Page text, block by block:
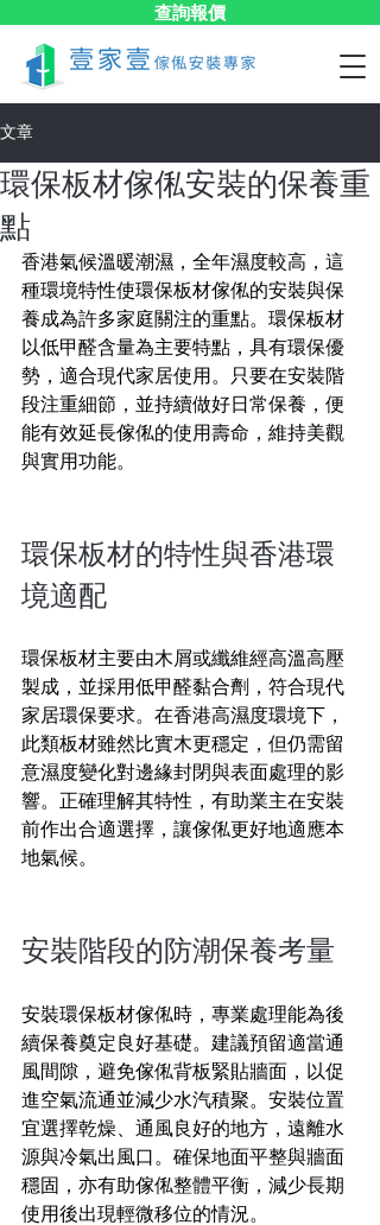
查詢報價
文章
環保板材傢俬安裝的保養重
點
香港氣候溫暖潮濕，全年濕度較高，這
種環境特性使環保板材傢俬的安裝與保
養成為許多家庭關注的重點。環保板材
以低甲醛含量為主要特點，具有環保優
勢，適合現代家居使用。只要在安裝階
段注重細節，並持續做好日常保養，便
能有效延長傢俬的使用壽命，維持美觀
與實用功能。
環保板材的特性與香港環
境適配
環保板材主要由木屑或纖維經高溫高壓
製成，並採用低甲醛黏合劑，符合現代
家居環保要求。在香港高濕度環境下，
此類板材雖然比實木更穩定，但仍需留
意濕度變化對邊緣封閉與表面處理的影
響。正確理解其特性，有助業主在安裝
前作出合適選擇，讓傢俬更好地適應本
地氣候。
安裝階段的防潮保養考量
安裝環保板材傢俬時，專業處理能為後
續保養奠定良好基礎。建議預留適當通
風間隙，避免傢俬背板緊貼牆面，以促
進空氣流通並減少水汽積聚。安裝位置
宜選擇乾燥、通風良好的地方，遠離水
源與冷氣出風口。確保地面平整與牆面
穩固，亦有助傢俬整體平衡，減少長期
使用後出現輕微移位的情況。